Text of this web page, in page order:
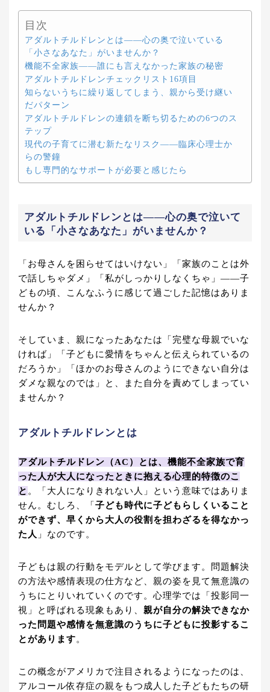
目次
アダルトチルドレンとは——心の奥で泣いている
「小さなあなた」がいませんか？
機能不全家族——誰にも言えなかった家族の秘密
アダルトチルドレンチェックリスト16項目
知らないうちに繰り返してしまう、親から受け継い
だパターン
アダルトチルドレンの連鎖を断ち切るための6つのス
テップ
現代の子育てに潜む新たなリスク——臨床心理士か
らの警鐘
もし専門的なサポートが必要と感じたら
アダルトチルドレンとは——心の奥で泣いて
いる「小さなあなた」がいませんか？
「お母さんを困らせてはいけない」「家族のことは外
で話しちゃダメ」「私がしっかりしなくちゃ」——子
どもの頃、こんなふうに感じて過ごした記憶はありま
せんか？
そしていま、親になったあなたは「完璧な母親でいな
ければ」「子どもに愛情をちゃんと伝えられているの
だろうか」「ほかのお母さんのようにできない自分は
ダメな親なのでは」と、また自分を責めてしまってい
ませんか？
アダルトチルドレンとは
アダルトチルドレン（AC）とは、機能不全家族で育
った人が大人になったときに抱える心理的特徴のこ
と 。「大人になりきれない人」という意味ではありま
せん。むしろ、「 子ども時代に子どもらしくいること
ができず、早くから大人の役割を担わざるを得なかっ
た人 」なのです。
子どもは親の行動をモデルとして学びます。問題解決
の方法や感情表現の仕方など、親の姿を見て無意識の
うちにとりいれていくのです。心理学では「投影同一
視」と呼ばれる現象もあり、 親が自分の解決できなか
った問題や感情を無意識のうちに子どもに投影するこ
とがあります。
この概念がアメリカで注目されるようになったのは、
アルコール依存症の親をもつ成人した子どもたちの研